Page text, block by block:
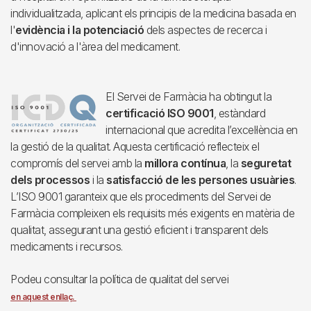
individualitzada, aplicant els principis de la medicina basada en
l'evidència i la potenciació dels aspectes de recerca i
d'innovació a l'àrea del medicament.
El Servei de Farmàcia ha obtingut la
certificació ISO 9001, estàndard
internacional que acredita l’excel·lència en
la gestió de la qualitat. Aquesta certificació reflecteix el
compromís del servei amb la millora contínua, la seguretat
dels processos i la satisfacció de les persones usuàries.
L’ISO 9001 garanteix que els procediments del Servei de
Farmàcia compleixen els requisits més exigents en matèria de
qualitat, assegurant una gestió eficient i transparent dels
medicaments i recursos.
Podeu consultar la política de qualitat del servei
en aquest enllaç.